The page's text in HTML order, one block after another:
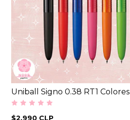
Uniball Signo 0.38 RT1 Colores
$2.990 CLP